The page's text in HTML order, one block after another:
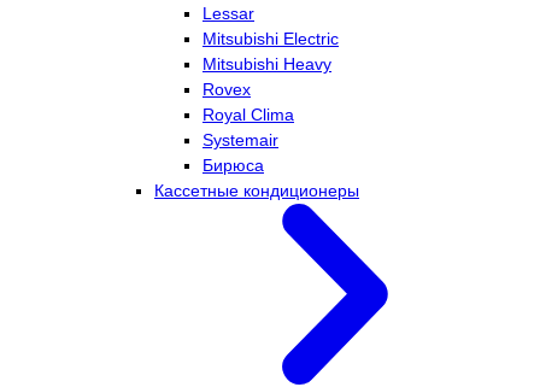
Lessar
Mitsubishi Electric
Mitsubishi Heavy
Rovex
Royal Clima
Systemair
Бирюса
Кассетные кондиционеры